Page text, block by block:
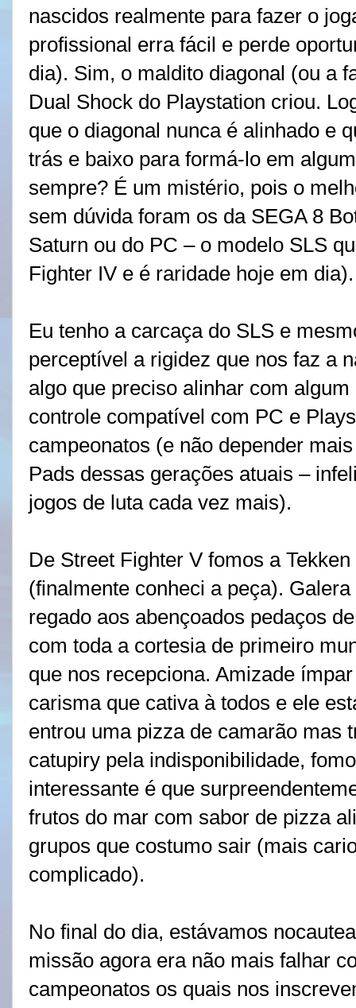
nascidos realmente para fazer o
profissional erra fácil e perde
dia). Sim, o maldito diagonal (ou a
Dual Shock do Playstation criou.
que o diagonal nunca é alinhado e
trás e baixo para formá-lo em
sempre? É um mistério, pois o
sem dúvida foram os da SEGA 8
Saturn ou do PC – o modelo SLS
Fighter IV e é raridade hoje em dia).
Eu tenho a carcaça do SLS e
perceptível a rigidez que nos faz a
algo que preciso alinhar com
controle compatível com PC e
campeonatos (e não depender
Pads dessas gerações atuais –
jogos de luta cada vez mais).
De Street Fighter V fomos a
(finalmente conheci a peça).
regado aos abençoados pedaços
com toda a cortesia de primeiro
que nos recepciona. Amizade
carisma que cativa à todos e ele
entrou uma pizza de camarão mas
catupiry pela indisponibilidade,
interessante é que
frutos do mar com sabor de pizza
grupos que costumo sair (mais
complicado).
No final do dia, estávamos
missão agora era não mais falhar
campeonatos os quais nos